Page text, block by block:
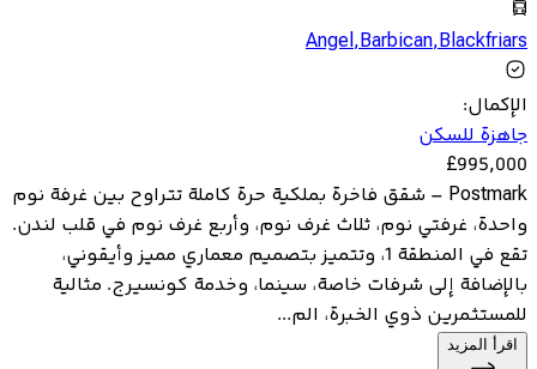
Angel,Barbican,Blackfriars
الإكمال:
جاهزة للسكن
£995,000
Postmark – شقق فاخرة بملكية حرة كاملة تتراوح بين غرفة نوم
واحدة، غرفتي نوم، ثلاث غرف نوم، وأربع غرف نوم في قلب لندن.
تقع في المنطقة 1، وتتميز بتصميم معماري مميز وأيقوني،
بالإضافة إلى شرفات خاصة، سينما، وخدمة كونسيرج. مثالية
للمستثمرين ذوي الخبرة، الم...
اقرأ المزيد